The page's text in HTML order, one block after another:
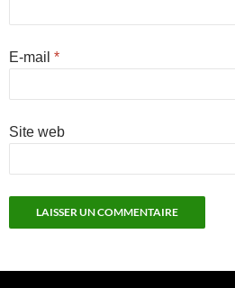
E-mail *
Site web